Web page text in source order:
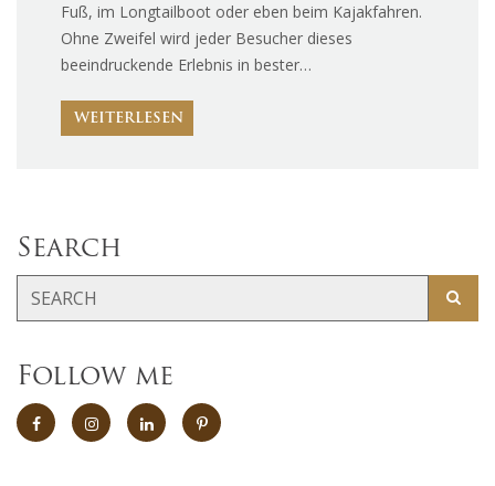
Fuß, im Longtailboot oder eben beim Kajakfahren.
Ohne Zweifel wird jeder Besucher dieses
beeindruckende Erlebnis in bester…
WEITERLESEN
Search
Follow me